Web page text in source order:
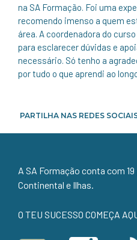
na SA Formação. Foi uma
recomendo imenso a quem
área. A coordenadora do
para esclarecer dúvidas e
necessário. Só tenho a
por tudo o que aprendi ao
PARTILHA NAS REDES
A SA Formação conta com
Continental e Ilhas.
O TEU SUCESSO COMEÇA